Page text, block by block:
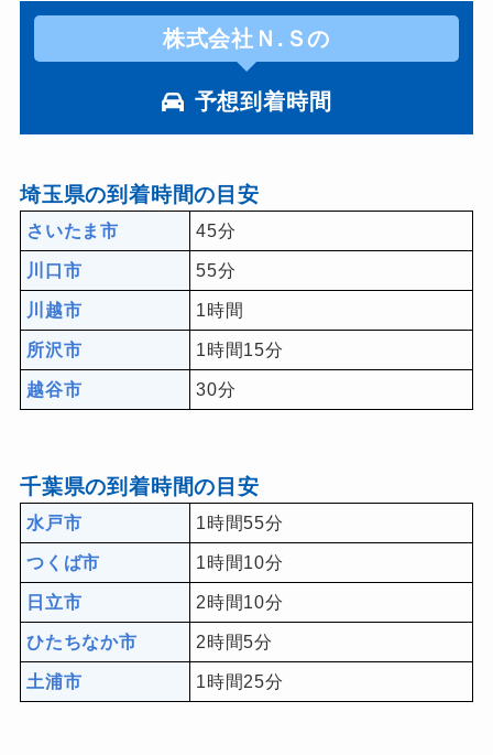
株式会社Ｎ.Ｓの
予想到着時間
埼玉県の到着時間の目安
さいたま市
45分
川口市
55分
川越市
1時間
所沢市
1時間15分
越谷市
30分
千葉県の到着時間の目安
水戸市
1時間55分
つくば市
1時間10分
日立市
2時間10分
ひたちなか市
2時間5分
土浦市
1時間25分